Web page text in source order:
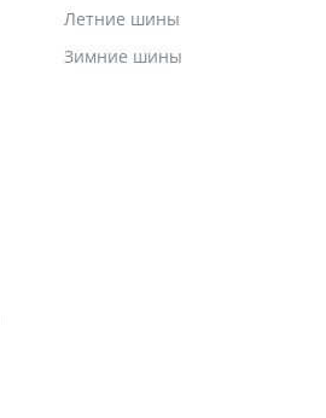
Летние шины
Зимние шины